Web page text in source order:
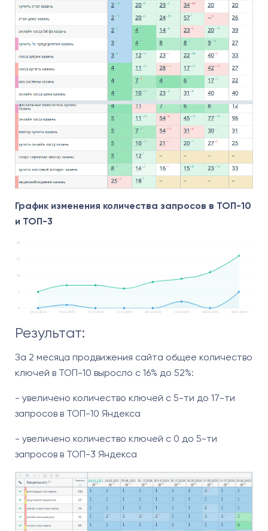
График изменения количества запросов в ТОП-10
и ТОП-3
Результат:
За 2 месяца продвижения сайта общее количество
ключей в ТОП-10 выросло с 16% до 52%:
- увеличено количество ключей с 5-ти до 17-ти
запросов в ТОП-10 Яндекса
- увеличено количество ключей с 0 до 5-ти
запросов в ТОП-3 Яндекса